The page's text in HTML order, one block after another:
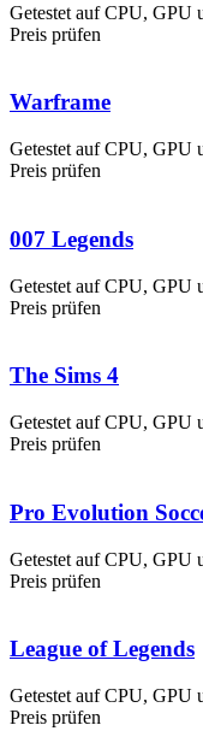
Getestet auf CPU, GPU
Preis prüfen
Warframe
Getestet auf CPU, GPU
Preis prüfen
007 Legends
Getestet auf CPU, GPU
Preis prüfen
The Sims 4
Getestet auf CPU, GPU
Preis prüfen
Pro Evolution
Getestet auf CPU, GPU
Preis prüfen
League of Legends
Getestet auf CPU, GPU
Preis prüfen